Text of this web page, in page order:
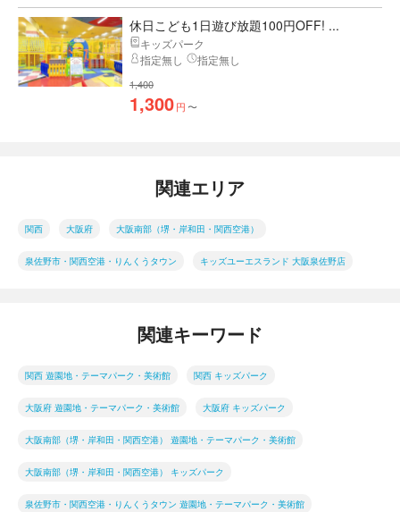
休日こども1日遊び放題100円OFF! ...
キッズパーク
指定無し
指定無し
1,400
1,300円 〜
関連エリア
関西 大阪府 大阪南部（堺・岸和田・関西空港）
泉佐野市・関西空港・りんくうタウン キッズユーエスランド 大阪泉佐野店
関連キーワード
関西 遊園地・テーマパーク・美術館 関西 キッズパーク
大阪府 遊園地・テーマパーク・美術館 大阪府 キッズパーク
大阪南部（堺・岸和田・関西空港） 遊園地・テーマパーク・美術館
大阪南部（堺・岸和田・関西空港） キッズパーク
泉佐野市・関西空港・りんくうタウン 遊園地・テーマパーク・美術館